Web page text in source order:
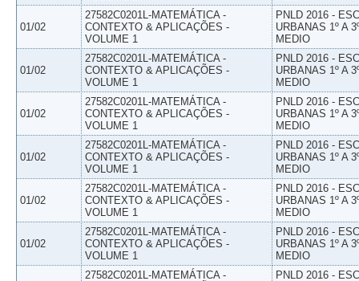
01/02
27582C0201L-MATEMÁTICA -
CONTEXTO & APLICAÇÕES -
VOLUME 1
PNLD 2016 -
URBANAS 1º A
MEDIO
01/02
27582C0201L-MATEMÁTICA -
CONTEXTO & APLICAÇÕES -
VOLUME 1
PNLD 2016 -
URBANAS 1º A
MEDIO
01/02
27582C0201L-MATEMÁTICA -
CONTEXTO & APLICAÇÕES -
VOLUME 1
PNLD 2016 -
URBANAS 1º A
MEDIO
01/02
27582C0201L-MATEMÁTICA -
CONTEXTO & APLICAÇÕES -
VOLUME 1
PNLD 2016 -
URBANAS 1º A
MEDIO
01/02
27582C0201L-MATEMÁTICA -
CONTEXTO & APLICAÇÕES -
VOLUME 1
PNLD 2016 -
URBANAS 1º A
MEDIO
01/02
27582C0201L-MATEMÁTICA -
CONTEXTO & APLICAÇÕES -
VOLUME 1
PNLD 2016 -
URBANAS 1º A
MEDIO
27582C0201L-MATEMÁTICA -
PNLD 2016 -